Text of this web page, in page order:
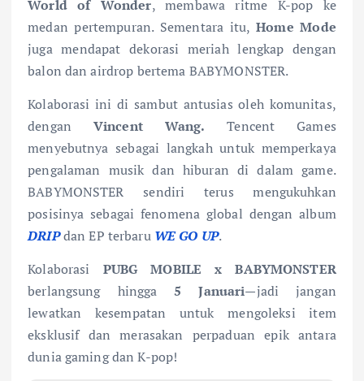
World of Wonder, membawa ritme K-pop ke
medan pertempuran. Sementara itu,Home Mode
juga mendapat dekorasi meriah lengkap dengan
balon dan airdrop bertema BABYMONSTER.
Kolaborasi ini di sambut antusias oleh komunitas,
dengan Vincent Wang. Tencent Games
menyebutnya sebagai langkah untuk memperkaya
pengalaman musik dan hiburan di dalam game.
BABYMONSTER sendiri terus mengukuhkan
posisinya sebagai fenomena global dengan album
DRIPdan EP terbaru WE GO UP.
Kolaborasi PUBG MOBILE x BABYMONSTER
berlangsung hingga5 Januari—jadi jangan
lewatkan kesempatan untuk mengoleksi item
eksklusif dan merasakan perpaduan epik antara
dunia gaming dan K-pop!